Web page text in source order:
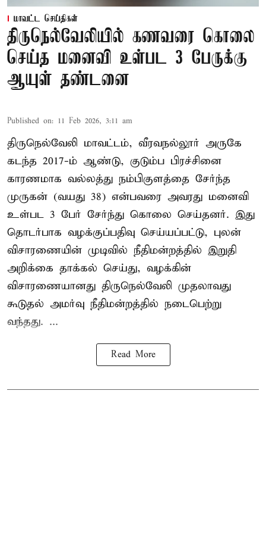
மாவட்ட செய்திகள்
திருநெல்வேலியில் கணவரை கொலை
செய்த மனைவி உள்பட 3 பேருக்கு
ஆயுள் தண்டனை
Published on: 11 Feb 2026, 3:11 am
திருநெல்வேலி மாவட்டம், வீரவநல்லூர் அருகே
கடந்த 2017-ம் ஆண்டு, குடும்ப பிரச்சினை
காரணமாக வல்லத்து நம்பிகுளத்தை சேர்ந்த
முருகன் (வயது 38) என்பவரை அவரது மனைவி
உள்பட 3 பேர் சேர்ந்து கொலை செய்தனர். இது
தொடர்பாக வழக்குப்பதிவு செய்யப்பட்டு, புலன்
விசாரணையின் முடிவில் நீதிமன்றத்தில் இறுதி
அறிக்கை தாக்கல் செய்து, வழக்கின்
விசாரணையானது திருநெல்வேலி முதலாவது
கூடுதல் அமர்வு நீதிமன்றத்தில் நடைபெற்று
வந்தது. ...
Read More